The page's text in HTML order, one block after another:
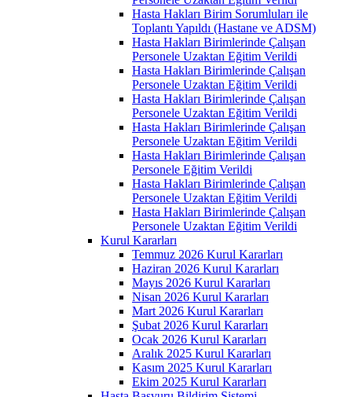
Hasta Hakları Birim Sorumluları ile
Toplantı Yapıldı (Hastane ve ADSM)
Hasta Hakları Birimlerinde Çalışan
Personele Uzaktan Eğitim Verildi
Hasta Hakları Birimlerinde Çalışan
Personele Uzaktan Eğitim Verildi
Hasta Hakları Birimlerinde Çalışan
Personele Uzaktan Eğitim Verildi
Hasta Hakları Birimlerinde Çalışan
Personele Uzaktan Eğitim Verildi
Hasta Hakları Birimlerinde Çalışan
Personele Eğitim Verildi
Hasta Hakları Birimlerinde Çalışan
Personele Uzaktan Eğitim Verildi
Hasta Hakları Birimlerinde Çalışan
Personele Uzaktan Eğitim Verildi
Kurul Kararları
Temmuz 2026 Kurul Kararları
Haziran 2026 Kurul Kararları
Mayıs 2026 Kurul Kararları
Nisan 2026 Kurul Kararları
Mart 2026 Kurul Kararları
Şubat 2026 Kurul Kararları
Ocak 2026 Kurul Kararları
Aralık 2025 Kurul Kararları
Kasım 2025 Kurul Kararları
Ekim 2025 Kurul Kararları